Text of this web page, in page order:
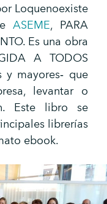
Loquenoexiste
ASEME, PARA
Es una obra
A TODOS
y mayores‐ que
levantar o
Este libro se
librerías
ebook.